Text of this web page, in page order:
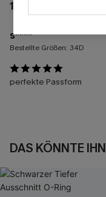
1 BEWERTUNG
s****
Bestellte Größen: 34D
perfekte Passform
DAS KÖNNTE